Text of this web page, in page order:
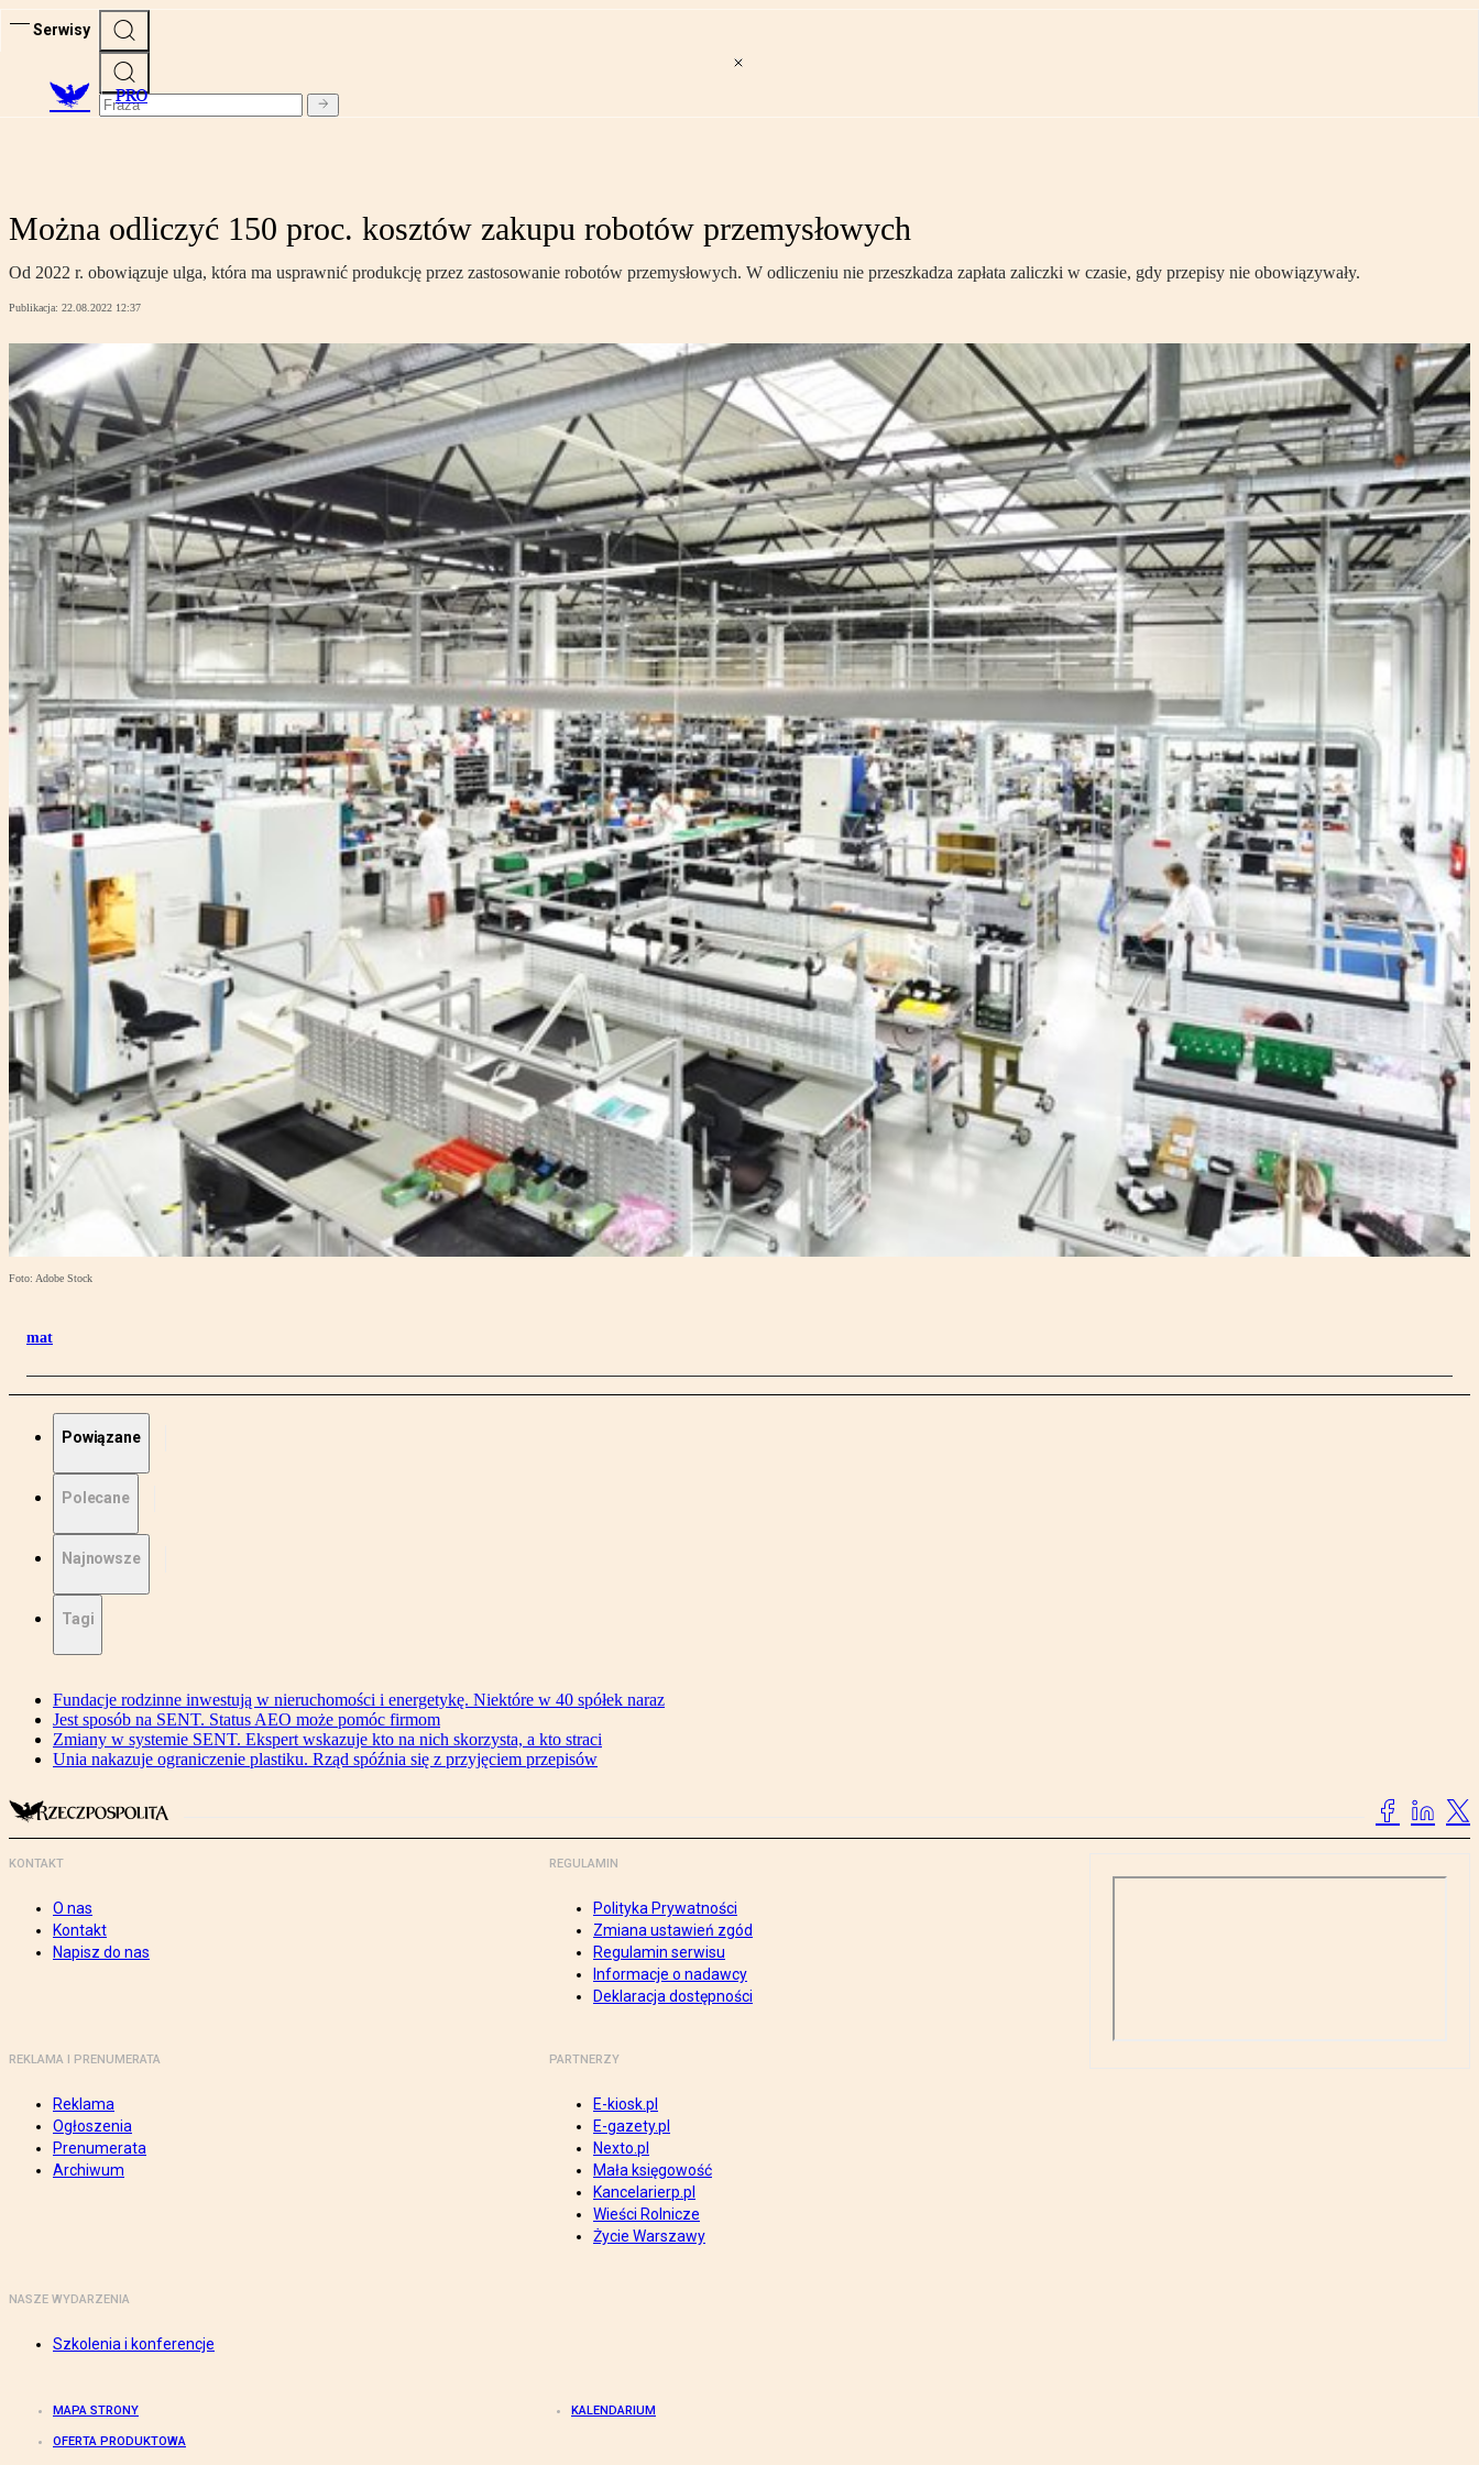
Serwisy
PRO
Można odliczyć 150 proc. kosztów zakupu robotów przemysłowych
Od 2022 r. obowiązuje ulga, która ma usprawnić produkcję przez zastosowanie robotów przemysłowych. W odliczeniu nie przeszkadza zapłata zaliczki w czasie, gdy przepisy nie obowiązywały.
Publikacja: 22.08.2022 12:37
Foto: Adobe Stock
mat
Powiązane
Polecane
Najnowsze
Tagi
Fundacje rodzinne inwestują w nieruchomości i energetykę. Niektóre w 40 spółek naraz
Jest sposób na SENT. Status AEO może pomóc firmom
Zmiany w systemie SENT. Ekspert wskazuje kto na nich skorzysta, a kto straci
Unia nakazuje ograniczenie plastiku. Rząd spóźnia się z przyjęciem przepisów
KONTAKT
O nas
Kontakt
Napisz do nas
REGULAMIN
Polityka Prywatności
Zmiana ustawień zgód
Regulamin serwisu
Informacje o nadawcy
Deklaracja dostępności
REKLAMA I PRENUMERATA
Reklama
Ogłoszenia
Prenumerata
Archiwum
PARTNERZY
E-kiosk.pl
E-gazety.pl
Nexto.pl
Mała księgowość
Kancelarierp.pl
Wieści Rolnicze
Życie Warszawy
NASZE WYDARZENIA
Szkolenia i konferencje
MAPA STRONY KALENDARIUM
OFERTA PRODUKTOWA